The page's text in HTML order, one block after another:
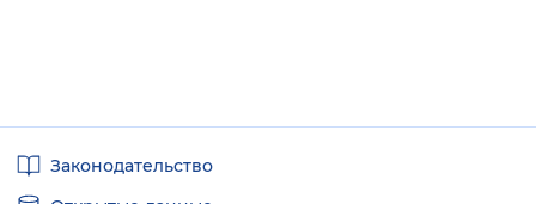
ссылкиЗаконодательство